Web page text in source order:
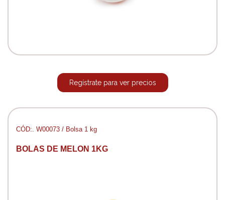
Regístrate para ver precios
CÓD:. W00073 / Bolsa 1 kg
BOLAS DE MELON 1KG